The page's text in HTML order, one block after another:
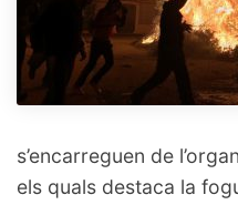
s’encarreguen de
els quals destaca la